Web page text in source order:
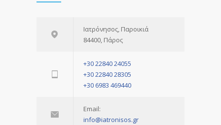
Ιατρόνησος, Παροικιά
84400, Πάρος
+30 22840 24055
+30 22840 28305
+30 6983 469440
Email:
info@iatronisos.gr